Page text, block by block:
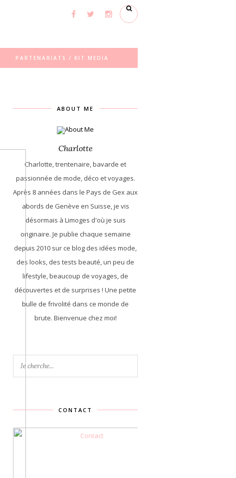
PARTENARIATS / KIT MEDIA
ABOUT ME
Charlotte
Charlotte, trentenaire, bavarde et
passionnée de mode, déco et voyages.
Après 8 années dans le Pays de Gex aux
abords de Genève en Suisse, je vis
désormais à Limoges d'où je suis
originaire. Je publie chaque semaine
depuis 2010 sur ce blog des idées mode,
des looks, des tests beauté, un peu de
lifestyle, beaucoup de voyages, de
découvertes et de surprises ! Une petite
bulle de frivolité dans ce monde de
brute. Bienvenue chez moi!
CONTACT